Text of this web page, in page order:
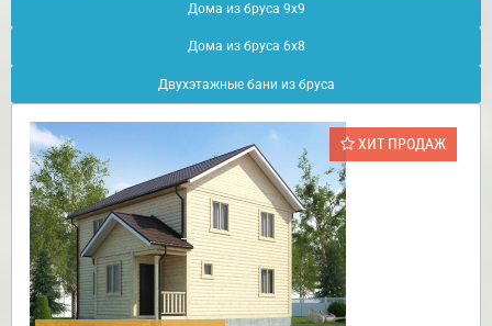
Дома из бруса 9х9
Дома из бруса 6х8
Двухэтажные бани из бруса
ХИТ ПРОДАЖ